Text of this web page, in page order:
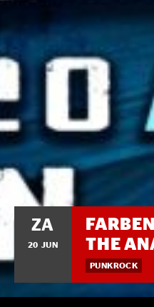
ZA
20 JUN
THE
PUNKROCK